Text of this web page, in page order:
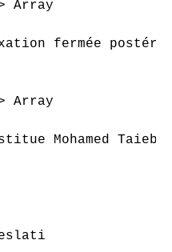
Array
fermée
Array
Mohamed Taieb